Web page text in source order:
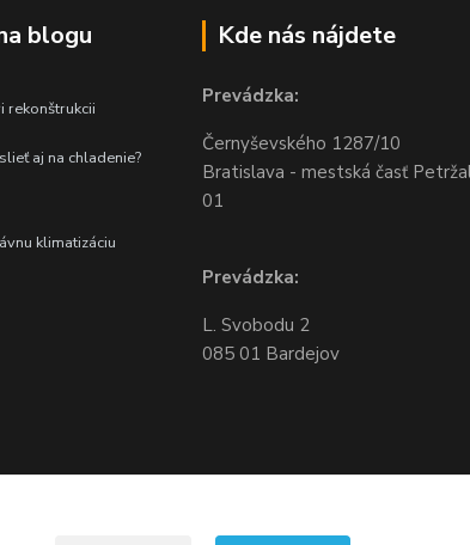
blogu
rekonštrukcii
aj na chladenie?
klimatizáciu
Kde nás nájdete
Prevádzka:
Černyševského 1287/10
Bratislava - mestská časť
01
Prevádzka:
L. Svobodu 2
085 01 Bardejov